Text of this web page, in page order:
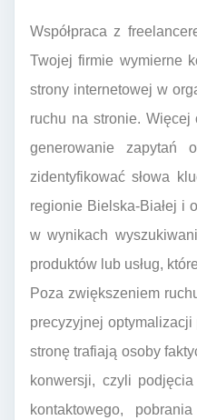
Współpraca z
Twojej firmie wymierne
strony internetowej w
ruchu na stronie.
generowanie zapytań
zidentyfikować słowa
regionie Bielska-Białej i
w wynikach
produktów lub usług,
Poza zwiększeniem
precyzyjnej
stronę trafiają osoby
konwersji, czyli
kontaktowego,